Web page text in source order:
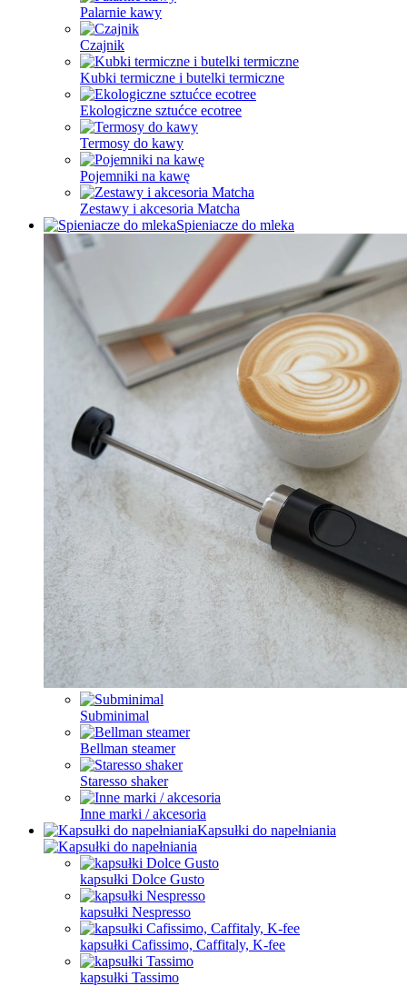
Palarnie kawy
Czajnik
Kubki termiczne i butelki termiczne
Ekologiczne sztućce ecotree
Termosy do kawy
Pojemniki na kawę
Zestawy i akcesoria Matcha
Spieniacze do mleka
Subminimal
Bellman steamer
Staresso shaker
Inne marki / akcesoria
Kapsułki do napełniania
kapsułki Dolce Gusto
kapsułki Nespresso
kapsułki Cafissimo, Caffitaly, K-fee
kapsułki Tassimo